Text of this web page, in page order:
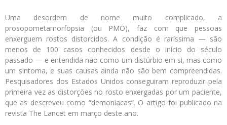
Uma desordem de nome muito complicado, a
prosopometamorfopsia (ou PMO), faz com que pessoas
enxerguem rostos distorcidos. A condição é raríssima — são
menos de 100 casos conhecidos desde o início do século
passado — e entendida não como um distúrbio em si, mas como
um sintoma, e suas causas ainda não são bem compreendidas.
Pesquisadores dos Estados Unidos conseguiram reproduzir pela
primeira vez as distorções no rosto enxergadas por um paciente,
que as descreveu como “demoníacas”. O artigo foi publicado na
revista The Lancet em março deste ano.